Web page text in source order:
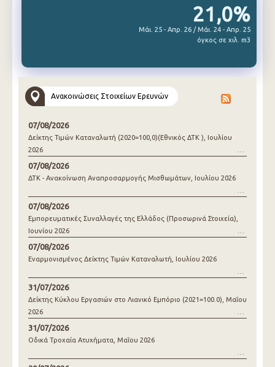
21,0%
Μάι. 25 - Απρ. 26 / Μάι. 24 - Απρ. 25
όγκος σε χιλ. m3
Ανακοινώσεις Στοιχείων Ερευνών
07/08/2026
Δείκτης Τιμών Καταναλωτή (2020=100,0)(Εθνικός ΔΤΚ ), Ιουλίου
2026
07/08/2026
ΔΤΚ - Ανακοίνωση Αναπροσαρμογής Μισθωμάτων, Ιουλίου 2026
07/08/2026
Εμπορευματικές Συναλλαγές της Ελλάδος (Προσωρινά Στοιχεία),
Ιουνίου 2026
07/08/2026
Εναρμονισμένος Δείκτης Τιμών Καταναλωτή, Ιουλίου 2026
31/07/2026
Δείκτης Κύκλου Εργασιών στο Λιανικό Εμπόριο (2021=100.0), Μαΐου
2026
31/07/2026
Οδικά Τροχαία Ατυχήματα, Μαΐου 2026